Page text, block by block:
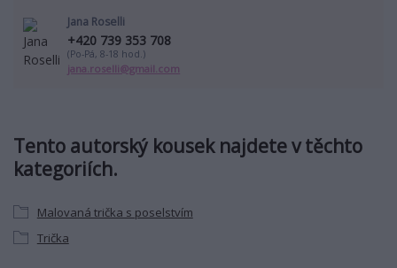
Tento autorský kousek najdete v těchto
kategoriích.
Malovaná trička s poselstvím
Trička
Jana Roselli
+420 739 353 708
(Po-Pá, 8-18 hod.)
jana.roselli@gmail.com